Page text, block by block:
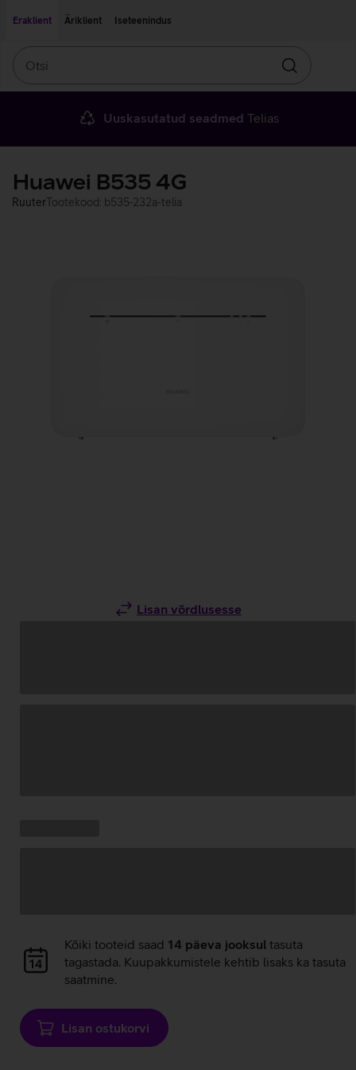
Eraklient
Äriklient Iseteenindus
Otsin
Uuskasutatud seadmed Telias
Huawei B535 4G
RuuterTootekood: b535-232a-telia
Lisan võrdlusesse
Andmete
laadimine
Kõiki tooteid saad 14 päeva jooksul tasuta
tagastada. Kuupakkumistele kehtib lisaks ka tasuta
saatmine.
Lisan ostukorvi